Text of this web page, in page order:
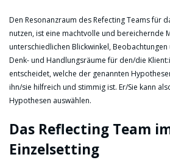
Den Resonanzraum des Refecting Teams für
nutzen, ist eine machtvolle und bereichernde
unterschiedlichen Blickwinkel,
Denk- und Handlungsräume für den/die
entscheidet, welche der genannten
ihn/sie hilfreich und stimmig ist. Er/Sie kann
Hypothesen auswählen.
Das Reflecting Team
Einzelsetting